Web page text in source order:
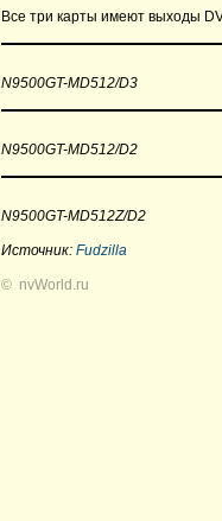
Все три карты имеют выходы
N9500GT-MD512/D3
N9500GT-MD512/D2
N9500GT-MD512Z/D2
Источник: Fudzilla
© nvWorld.ru